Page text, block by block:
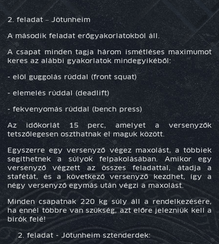
2. feladat – Jötunheim
A második feladat erőgyakorlatokból áll.
A csapat minden tagja három ismétléses maximumot
keres az alábbi gyakorlatok mindegyikéből:
- elöl guggolás rúddal (front squat)
- elemelés rúddal (deadlift)
- fekvenyomás rúddal (bench press)
Az időkorlát 15 perc, amelyet a versenyzők
tetszőlegesen oszthatnak el maguk között.
Egyszerre egy versenyző végez maxolást, a többiek
segíthetnek a súlyok felpakolásában. Amikor egy
versenyző végzett az összes feladattal, átadja a
stafétát, és a következő versenyző kezdhet, így a
négy versenyző egymás után végzi a maxolást.
Minden csapatnak 220 kg súly áll a rendelkezésére,
ha ennél többre van szükség, azt előre jelezniük kell a
bírók felé!
feladat - Jötunheim sztenderdek: